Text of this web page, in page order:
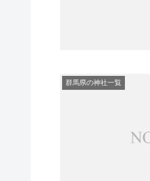
群馬県の神社一覧